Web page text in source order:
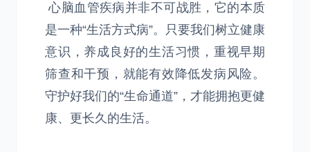
心脑血管疾病并非不可战胜，它的本质
是一种“生活方式病”。只要我们树立健康
意识，养成良好的生活习惯，重视早期
筛查和干预，就能有效降低发病风险。
守护好我们的“生命通道”，才能拥抱更健
康、更长久的生活。